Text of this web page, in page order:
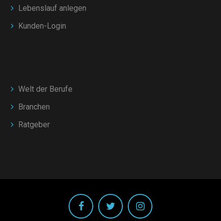
Lebenslauf anlegen
Kunden-Login
Welt der Berufe
Branchen
Ratgeber